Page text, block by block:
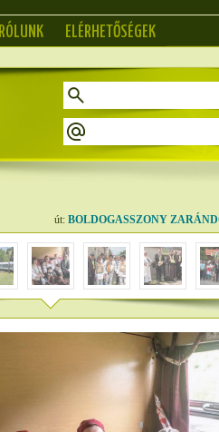
RÓLUNK ELÉRHETŐSÉGEK
út: BOLDOGASSZONY